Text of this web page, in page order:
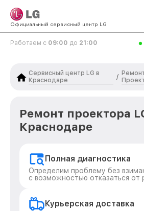
Официальный сервисный центр LG
Работаем с 09:00 до 21:00
Сервисный центр LG в
Краснодаре
/
Ремонт проектора
Краснодаре
Полная диагностика
Определим проблему без
с возможностью отказаться от
Курьерская доставка